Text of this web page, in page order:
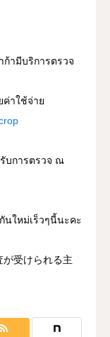
ามีบริการตรวจ
ค่าใช้จ่าย
บการตรวจ ณ
นใหม่เร็วๆนี้นะคะ
受けられる主